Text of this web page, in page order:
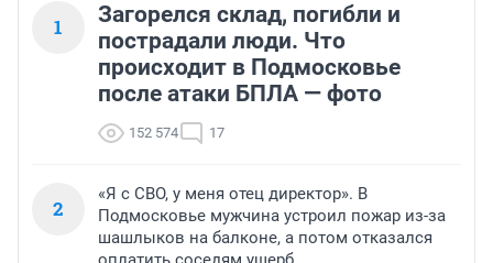
1
Загорелся склад, погибли и
пострадали люди. Что
происходит в Подмосковье
после атаки БПЛА — фото
152 574 17
2
«Я с СВО, у меня отец директор». В
Подмосковье мужчина устроил пожар из-за
шашлыков на балконе, а потом отказался